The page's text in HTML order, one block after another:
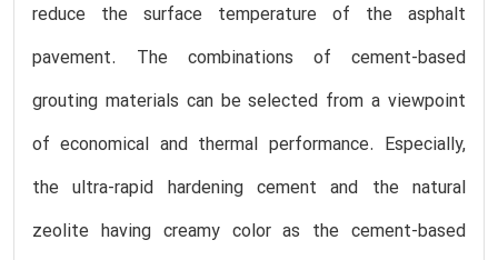
reduce the surface temperature of the asphalt
pavement. The combinations of cement-based
grouting materials can be selected from a viewpoint
of economical and thermal performance. Especially,
the ultra-rapid hardening cement and the natural
zeolite having creamy color as the cement-based